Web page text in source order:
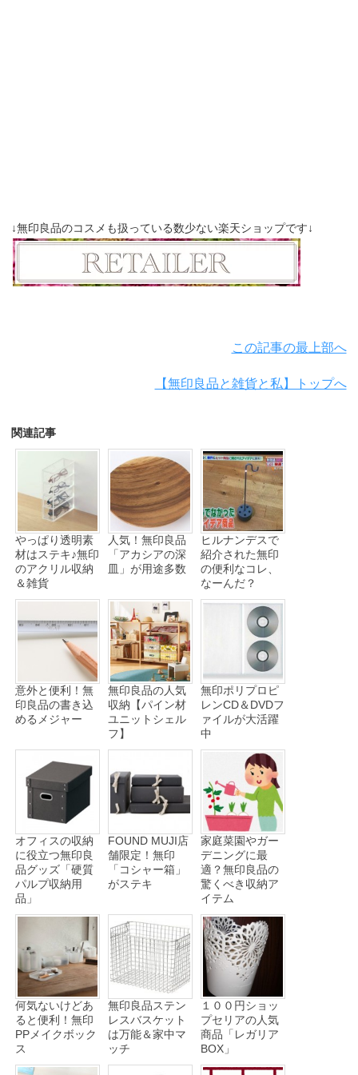
↓無印良品のコスメも扱っている数少ない楽天ショップです↓
この記事の最上部へ
【無印良品と雑貨と私】トップへ
関連記事
やっぱり透明素
材はステキ♪無印
のアクリル収納
＆雑貨
人気！無印良品
「アカシアの深
皿」が用途多数
ヒルナンデスで
紹介された無印
の便利なコレ、
なーんだ？
意外と便利！無
印良品の書き込
めるメジャー
無印良品の人気
収納【パイン材
ユニットシェル
フ】
無印ポリプロピ
レンCD＆DVDフ
ァイルが大活躍
中
オフィスの収納
に役立つ無印良
品グッズ「硬質
パルプ収納用
品」
FOUND MUJI店
舗限定！無印
「コシャー箱」
がステキ
家庭菜園やガー
デニングに最
適？無印良品の
驚くべき収納ア
イテム
何気ないけどあ
ると便利！無印
PPメイクボック
ス
無印良品ステン
レスバスケット
は万能＆家中マ
ッチ
１００円ショッ
プセリアの人気
商品「レガリア
BOX」